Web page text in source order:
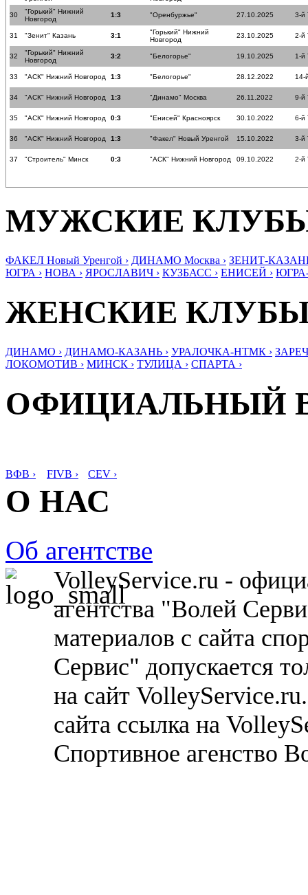
30
"Горький" Нижний
Новгород
1:3 "Оренбуржье" 27.10.2025 3-й
31 "Зенит" Казань 3:1
"Горький" Нижний
Новгород
23.10.2025 2-й
32
"Горький" Нижний
Новгород
3:2 "Белогорье" 19.10.2025 1-й
33 "АСК" Нижний Новгород 1:3 "Белогорье" 28.12.2022 14-
34 "АСК" Нижний Новгород 1:3 "Динамо" Москва 26.11.2022 9-й
35 "АСК" Нижний Новгород 0:3 "Енисей" Красноярск 30.10.2022 6-й
36 "АСК" Нижний Новгород 1:3 "Факел" Новый Уренгой 15.10.2022 3-й
37 "Строитель" Минск 0:3 "АСК" Нижний Новгород 09.10.2022 2-й
МУЖСКИЕ
ФАКЕЛ Новый Уренгой › ДИНАМО Москва › ЗЕНИТ-
ЮГРА › НОВА › ЯРОСЛАВИЧ › КУЗБАСС › ЕНИСЕЙ ›
ЖЕНСКИЕ
ДИНАМО › ДИНАМО-КАЗАНЬ › УРАЛОЧКА-НТМК ›
ЛОКОМОТИВ › МИНСК › ТУЛИЦА › СПАРТА ›
ОФИЦИАЛЬНЫЙ
ВФВ › FIVB › CEV ›
О НАС
Об агентстве
VolleyService.ru -
агентства "Волей
материалов с сайта
Сервис" допускается
на сайт
сайта ссылка на
Спортивное агенство